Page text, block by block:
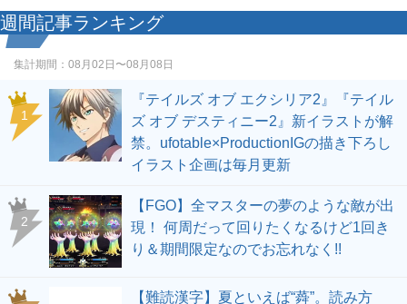
週間記事ランキング
集計期間： 08月02日〜08月08日
1
『テイルズ オブ エクシリア2』『テイル
ズ オブ デスティニー2』新イラストが解
禁。ufotable×ProductionIGの描き下ろし
イラスト企画は毎月更新
2
【FGO】全マスターの夢のような敵が出
現！ 何周だって回りたくなるけど1回き
り＆期間限定なのでお忘れなく!!
【難読漢字】夏といえば“蕣”。読み方